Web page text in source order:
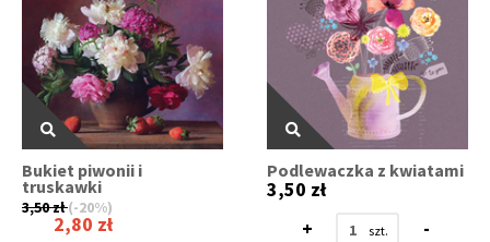
Bukiet piwonii i
truskawki
3,50 zł (-20%)
2,80 zł
Podlewaczka z kwiatami
3,50 zł
+
-